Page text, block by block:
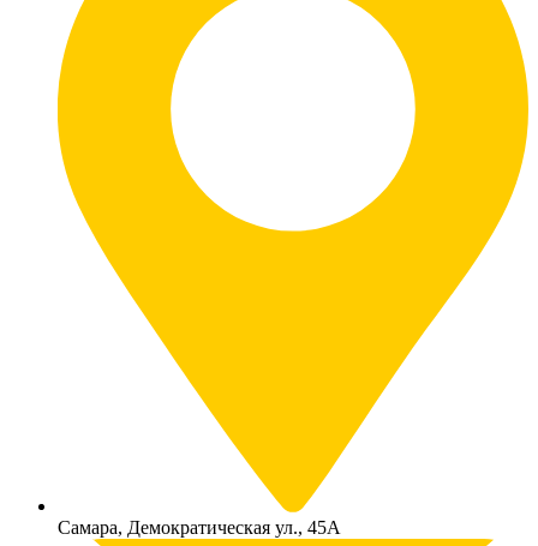
Самара, Демократическая ул., 45А